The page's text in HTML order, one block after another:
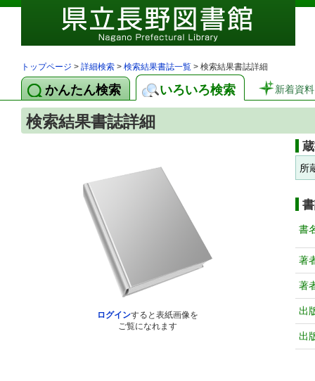
トップページ > 詳細検索 > 検索結果書誌一覧 > 検索結果書誌詳細
かんたん検索 いろいろ検索 新着資料
検索結果書誌詳細
ログインすると表紙画像を
ご覧になれます
所
書
著
著
出
出